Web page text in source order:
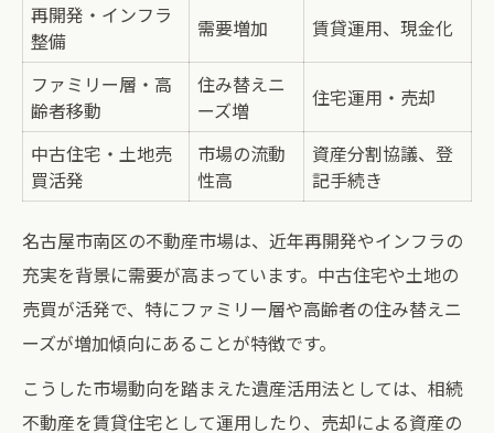
再開発・インフラ
整備
需要増加 賃貸運用、現金化
ファミリー層・高
齢者移動
住み替えニ
ーズ増
住宅運用・売却
中古住宅・土地売
買活発
市場の流動
性高
資産分割協議、登
記手続き
名古屋市南区の不動産市場は、近年再開発やインフラの
充実を背景に需要が高まっています。中古住宅や土地の
売買が活発で、特にファミリー層や高齢者の住み替えニ
ーズが増加傾向にあることが特徴です。
こうした市場動向を踏まえた遺産活用法としては、相続
不動産を賃貸住宅として運用したり、売却による資産の